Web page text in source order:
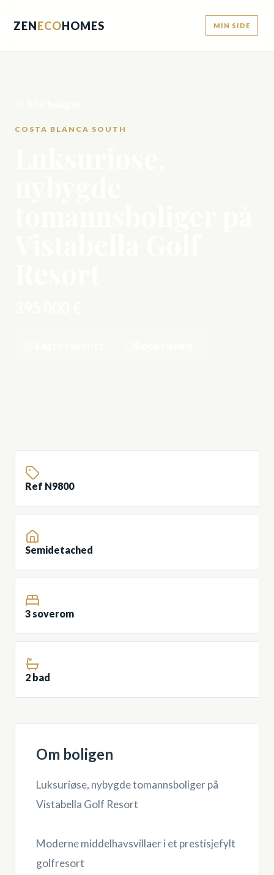
ZENECOHOMES MIN SIDE
COSTA BLANCA SOUTH
Ref N9800
Semidetached
3 soverom
2 bad
Om boligen
Luksuriøse, nybygde tomannsboliger på
Vistabella Golf Resort
Moderne middelhavsvillaer i et prestisjefylt
golfresort